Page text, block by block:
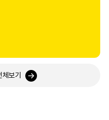
보기